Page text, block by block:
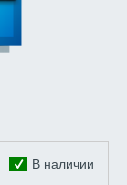
В наличии